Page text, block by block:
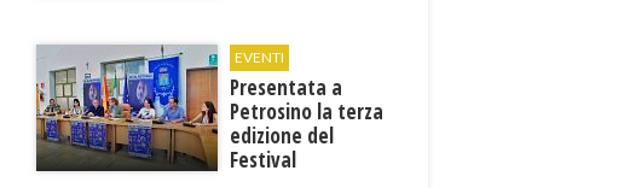
EVENTI
Presentata a
Petrosino la terza
edizione del
Festival